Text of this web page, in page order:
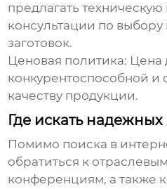
предлагать
консультации по
заготовок.
Ценовая политика: Цена
конкурентоспособной и
качеству продукции.
Где искать
Помимо поиска в
обратиться к
конференциям, а также к